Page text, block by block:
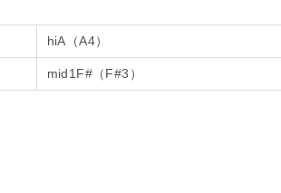
hiA（A4）
mid1F#（F#3）